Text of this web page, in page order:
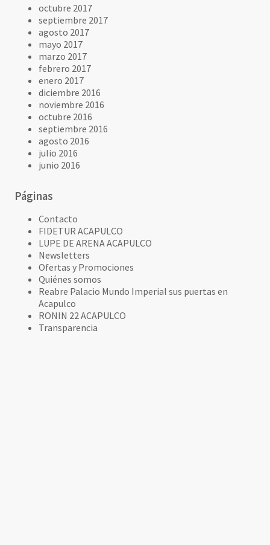
octubre 2017
septiembre 2017
agosto 2017
mayo 2017
marzo 2017
febrero 2017
enero 2017
diciembre 2016
noviembre 2016
octubre 2016
septiembre 2016
agosto 2016
julio 2016
junio 2016
Páginas
Contacto
FIDETUR ACAPULCO
LUPE DE ARENA ACAPULCO
Newsletters
Ofertas y Promociones
Quiénes somos
Reabre Palacio Mundo Imperial sus puertas en
Acapulco
RONIN 22 ACAPULCO
Transparencia